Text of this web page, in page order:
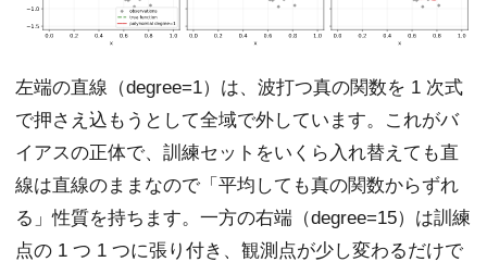
左端の直線（degree=1）は、波打つ真の関数を 1 次式
で押さえ込もうとして全域で外しています。これがバ
イアスの正体で、訓練セットをいくら入れ替えても直
線は直線のままなので「平均しても真の関数からずれ
る」性質を持ちます。一方の右端（degree=15）は訓練
点の 1 つ 1 つに張り付き、観測点が少し変わるだけで